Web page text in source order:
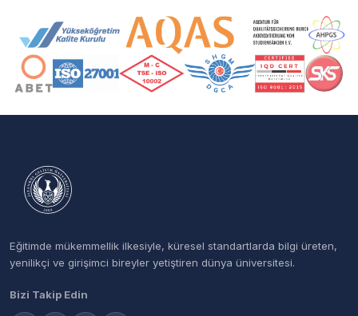
Akreditasyon ve Üyelik Logoları
Eğitimde mükemmellik ilkesiyle, küresel standartlarda bilgi üreten,
yenilikçi ve girişimci bireyler yetiştiren dünya üniversitesi.
Bizi Takip Edin